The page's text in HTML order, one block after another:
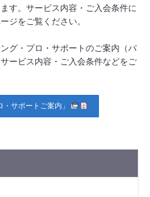
す。サービス内容・ご入会条件に
ジをご覧ください。
グ・プロ・サポートのご案内（パ
ービス内容・ご入会条件などをご
・サポートご案内」